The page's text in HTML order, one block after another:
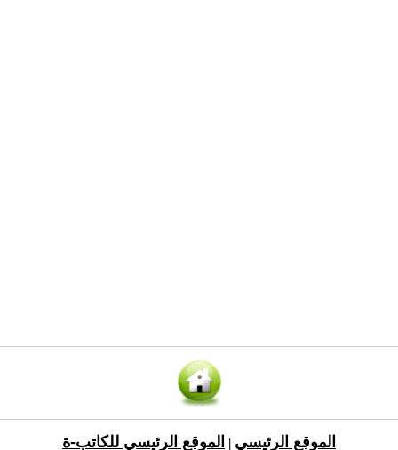
الموقع الرئيسي الموقع الرئيسي للكاتب-ة